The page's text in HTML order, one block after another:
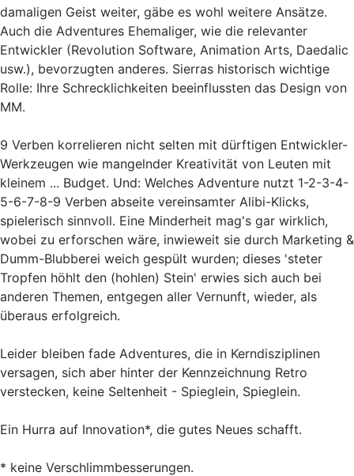
damaligen Geist weiter, gäbe es wohl weitere Ansätze.
Auch die Adventures Ehemaliger, wie die relevanter
Entwickler (Revolution Software, Animation Arts, Daedalic
usw.), bevorzugten anderes. Sierras historisch wichtige
Rolle: Ihre Schrecklichkeiten beeinflussten das Design von
MM.
9 Verben korrelieren nicht selten mit dürftigen Entwickler-
Werkzeugen wie mangelnder Kreativität von Leuten mit
kleinem ... Budget. Und: Welches Adventure nutzt 1-2-3-4-
5-6-7-8-9 Verben abseite vereinsamter Alibi-Klicks,
spielerisch sinnvoll. Eine Minderheit mag's gar wirklich,
wobei zu erforschen wäre, inwieweit sie durch Marketing &
Dumm-Blubberei weich gespült wurden; dieses 'steter
Tropfen höhlt den (hohlen) Stein' erwies sich auch bei
anderen Themen, entgegen aller Vernunft, wieder, als
überaus erfolgreich.
Leider bleiben fade Adventures, die in Kerndisziplinen
versagen, sich aber hinter der Kennzeichnung Retro
verstecken, keine Seltenheit - Spieglein, Spieglein.
Ein Hurra auf Innovation*, die gutes Neues schafft.
* keine Verschlimmbesserungen.